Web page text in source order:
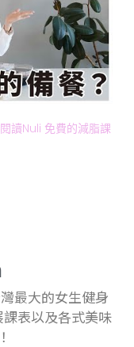
讀Nuli 免費的減脂課
最大的女生健身
表以及各式美味